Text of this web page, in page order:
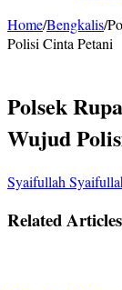
Home/Bengkalis/
Polisi Cinta Petani
Polsek
Wujud
Syaifullah
Related Articles